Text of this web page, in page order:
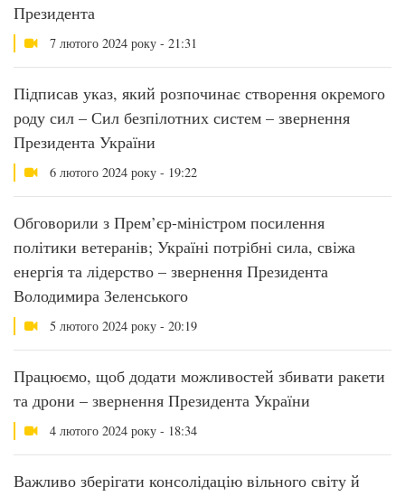
Президента
7 лютого 2024 року - 21:31
Підписав указ, який розпочинає створення окремого
роду сил – Сил безпілотних систем – звернення
Президента України
6 лютого 2024 року - 19:22
Обговорили з Прем’єр-міністром посилення
політики ветеранів; Україні потрібні сила, свіжа
енергія та лідерство – звернення Президента
Володимира Зеленського
5 лютого 2024 року - 20:19
Працюємо, щоб додати можливостей збивати ракети
та дрони – звернення Президента України
4 лютого 2024 року - 18:34
Важливо зберігати консолідацію вільного світу й